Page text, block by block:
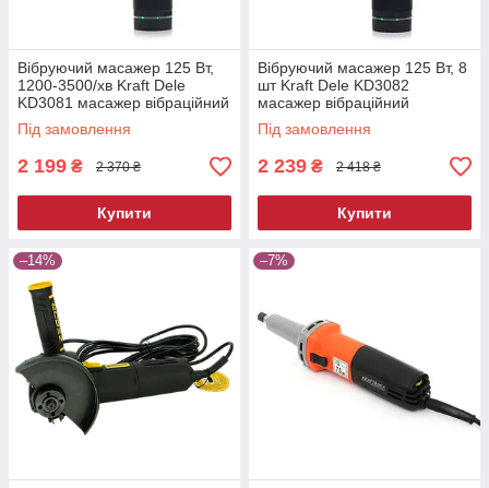
Вібруючий масажер 125 Вт,
1200-3500/хв Kraft Dele
KD3081 масажер вібраційний
Під замовлення
2 199 ₴ 2 370 ₴
Купити
Вібруючий масажер 125 Вт, 8
шт Kraft Dele KD3082
масажер вібраційний
Під замовлення
2 239 ₴ 2 418 ₴
Купити
–14% –7%